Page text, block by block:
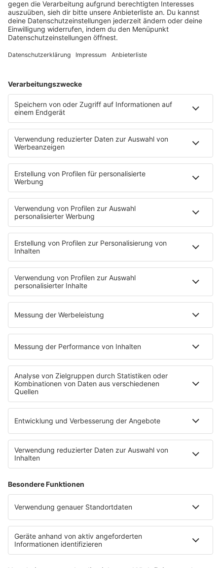
Lagerfeuer
Füße hoch
Schmusekatze
Song Contest
Mädelsabend
Ich hasse Sport
Sonntag Morgen
Strandbar
Putzfimmel
Deutschpop
Deutsche Liebeslieder
PODCASTS
Mit den Waffeln einer Frau
Frühstück bei Barbara
Brave & One
NotAufnahme
"Bewerbung und Karriere"
Aber bitte mit Schlager
Erdbeerkäse
Fitness mit M.A.R.K
Glück in Worten
Todesursache
Niemand muss ein Promi sein
PROGRAMM
Mit den Waffeln einer Frau
SERVICE
Empfang
barba radio App
Impressum
Datenschutz Facebook & Instagram
Datenschutzeinstellungen
Clubbedingungen
Werbung schalten
Waffel-Werbepartner
80s80s.de
90s90s.de
Schlagerplanetradio.com
1deutsch.de